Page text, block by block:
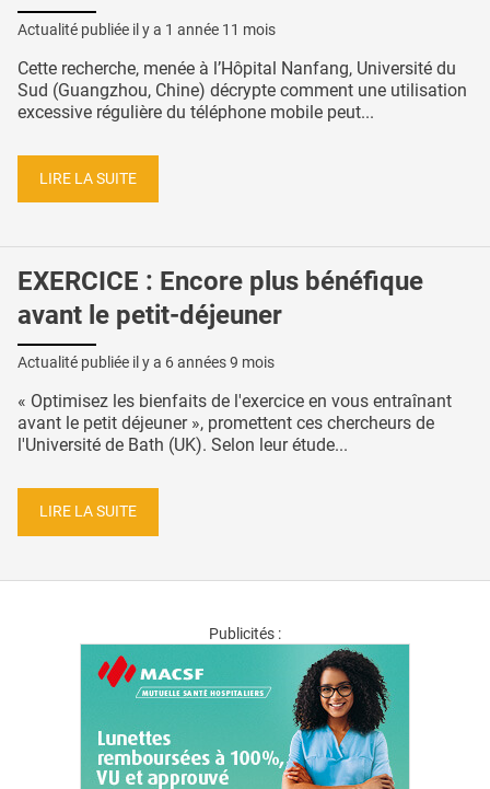
Actualité publiée il y a 1 année 11 mois
Cette recherche, menée à l’Hôpital Nanfang, Université du
Sud (Guangzhou, Chine) décrypte comment une utilisation
excessive régulière du téléphone mobile peut...
LIRE LA SUITE
EXERCICE : Encore plus bénéfique
avant le petit-déjeuner
Actualité publiée il y a 6 années 9 mois
« Optimisez les bienfaits de l'exercice en vous entraînant
avant le petit déjeuner », promettent ces chercheurs de
l'Université de Bath (UK). Selon leur étude...
LIRE LA SUITE
Publicités :